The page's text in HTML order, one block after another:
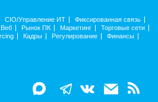
CIO/Управление ИТ
Фиксированная связь
Веб Рынок ПК Маркетинг
Торговые сети
Кадры Регулирование
Финансы